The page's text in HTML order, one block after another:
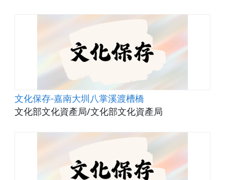
文化保存-嘉南大圳八掌溪渡槽橋
文化部文化資產局/文化部文化資產局